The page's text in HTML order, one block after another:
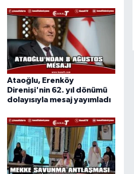
Ataoğlu, Erenköy
Direnişi'nin 62. yıl dönümü
dolayısıyla mesaj yayımladı